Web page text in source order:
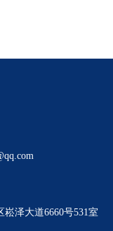
泽大道6660号531室